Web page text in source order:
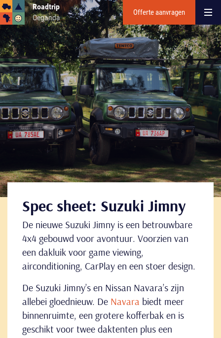
Roadtrip
Oeganda
Offerte aanvragen
Spec sheet: Suzuki Jimny
De nieuwe Suzuki Jimny is een betrouwbare
4x4 gebouwd voor avontuur. Voorzien van
een dakluik voor game viewing,
airconditioning, CarPlay en een stoer design.
De Suzuki Jimny’s en Nissan Navara’s zijn
allebei gloednieuw. De Navara biedt meer
binnenruimte, een grotere kofferbak en is
geschikt voor twee daktenten plus een